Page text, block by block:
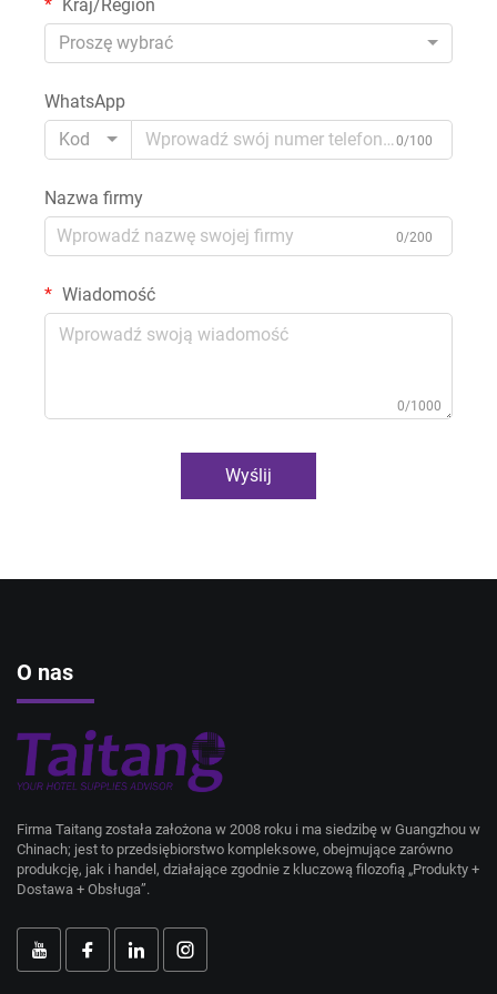
Kraj/Region
Proszę wybrać
WhatsApp
Kod
0/100
Nazwa firmy
0/200
Wiadomość
0/1000
Wyślij
O nas
Firma Taitang została założona w 2008 roku i ma siedzibę w Guangzhou w
Chinach; jest to przedsiębiorstwo kompleksowe, obejmujące zarówno
produkcję, jak i handel, działające zgodnie z kluczową filozofią „Produkty +
Dostawa + Obsługa”.